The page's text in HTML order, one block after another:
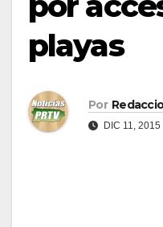
playas
Por
DIC 11, 2015